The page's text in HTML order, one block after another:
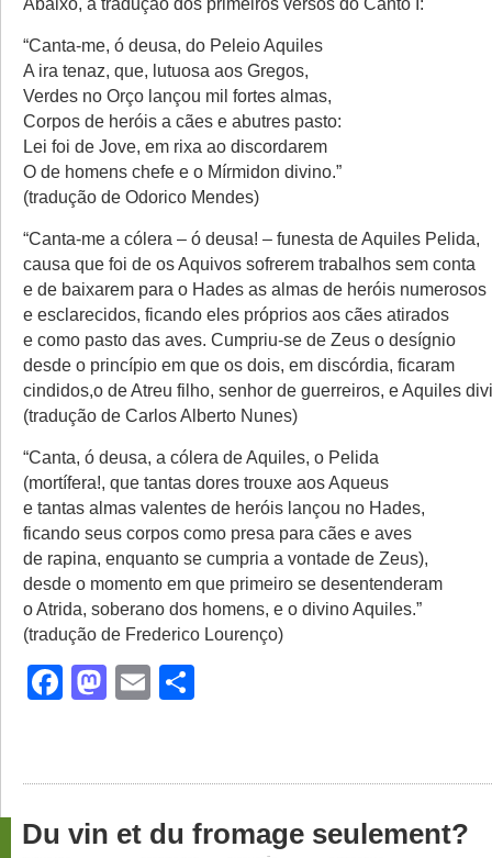
“Canta-me, ó deusa, do Peleio Aquiles
A ira tenaz, que, lutuosa aos Gregos,
Verdes no Orço lançou mil fortes almas,
Corpos de heróis a cães e abutres pasto:
Lei foi de Jove, em rixa ao discordarem
O de homens chefe e o Mírmidon divino.”
(tradução de Odorico Mendes)
“Canta-me a cólera – ó deusa! – funesta de Aquiles Pelida,
causa que foi de os Aquivos sofrerem trabalhos sem conta
e de baixarem para o Hades as almas de heróis numerosos
e esclarecidos, ficando eles próprios aos cães atirados
e como pasto das aves. Cumpriu-se de Zeus o desígnio
desde o princípio em que os dois, em discórdia, ficaram
cindidos,o de Atreu filho, senhor de guerreiros, e Aquiles
(tradução de Carlos Alberto Nunes)
“Canta, ó deusa, a cólera de Aquiles, o Pelida
(mortífera!, que tantas dores trouxe aos Aqueus
e tantas almas valentes de heróis lançou no Hades,
ficando seus corpos como presa para cães e aves
de rapina, enquanto se cumpria a vontade de Zeus),
desde o momento em que primeiro se desentenderam
o Atrida, soberano dos homens, e o divino Aquiles.”
(tradução de Frederico Lourenço)
Facebook
Mastodon
Email
Du vin et du fromage seulement?